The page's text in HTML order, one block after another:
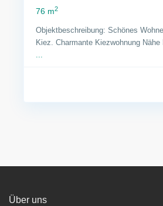
76 m2
Objektbeschreibung: Schönes
Kiez. Charmante Kiezwohnung
...
Über uns